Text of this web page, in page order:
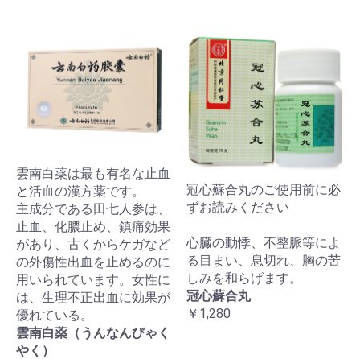
雲南白薬は最も有名な止血
と活血の漢方薬です。
主成分である田七人参は、
止血、化膿止め、鎮痛効果
があり、古くからケガなど
の外傷性出血を止めるのに
用いられています。女性に
は、生理不正出血に効果が
優れている。
雲南白薬（うんなんびゃく
やく）
冠心蘇合丸のご使用前に必
ずお読みください
心臓の動悸、不整脈等によ
る目まい、息切れ、胸の苦
しみを和らげます。
冠心蘇合丸
￥1,280